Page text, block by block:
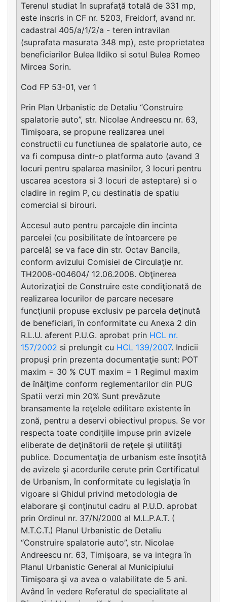
Terenul studiat în suprafaţă totală de 331 mp,
este inscris in CF nr. 5203, Freidorf, avand nr.
cadastral 405/a/1/2/a - teren intravilan
(suprafata masurata 348 mp), este proprietatea
beneficiarilor Bulea Ildiko si sotul Bulea Romeo
Mircea Sorin.
Cod FP 53-01, ver 1
Prin Plan Urbanistic de Detaliu “Construire
spalatorie auto”, str. Nicolae Andreescu nr. 63,
Timişoara, se propune realizarea unei
constructii cu functiunea de spalatorie auto, ce
va fi compusa dintr-o platforma auto (avand 3
locuri pentru spalarea masinilor, 3 locuri pentru
uscarea acestora si 3 locuri de asteptare) si o
cladire in regim P, cu destinatia de spatiu
comercial si birouri.
Accesul auto pentru parcajele din incinta
parcelei (cu posibilitate de întoarcere pe
parcelă) se va face din str. Octav Bancila,
conform avizului Comisiei de Circulaţie nr.
TH2008-004604/ 12.06.2008. Obţinerea
Autorizaţiei de Construire este condiţionată de
realizarea locurilor de parcare necesare
funcţiunii propuse exclusiv pe parcela deţinută
de beneficiari, în conformitate cu Anexa 2 din
R.L.U. aferent P.U.G. aprobat prin HCL nr.
157/2002 si prelungit cu HCL 139/2007. Indicii
propuşi prin prezenta documentaţie sunt: POT
maxim = 30 % CUT maxim = 1 Regimul maxim
de înălţime conform reglementarilor din PUG
Spatii verzi min 20% Sunt prevăzute
bransamente la reţelele edilitare existente în
zonă, pentru a deservi obiectivul propus. Se vor
respecta toate condiţiile impuse prin avizele
eliberate de deţinătorii de reţele şi utilităţi
publice. Documentaţia de urbanism este însoţită
de avizele şi acordurile cerute prin Certificatul
de Urbanism, în conformitate cu legislaţia în
vigoare si Ghidul privind metodologia de
elaborare şi conţinutul cadru al P.U.D. aprobat
prin Ordinul nr. 37/N/2000 al M.L.P.A.T. (
M.T.C.T.) Planul Urbanistic de Detaliu
“Construire spalatorie auto”, str. Nicolae
Andreescu nr. 63, Timişoara, se va integra în
Planul Urbanistic General al Municipiului
Timişoara şi va avea o valabilitate de 5 ani.
Având în vedere Referatul de specialitate al